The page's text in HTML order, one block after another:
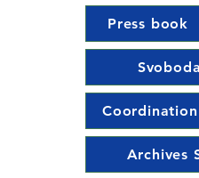
Press book
Archives